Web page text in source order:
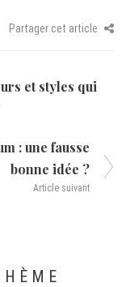
Partager cet article
et styles qui
: une fausse
bonne idée ?
Article suivant